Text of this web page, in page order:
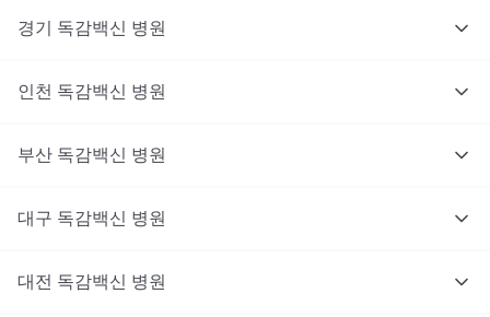
경기 독감백신 병원
인천 독감백신 병원
부산 독감백신 병원
대구 독감백신 병원
대전 독감백신 병원